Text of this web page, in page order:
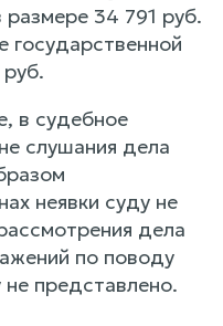
размере 34 791 руб.
государственной
в судебное
слушания дела
неявки суду не
дела
по поводу
не представлено.